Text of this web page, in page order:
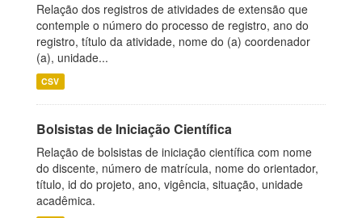
Relação dos registros de atividades de extensão que
contemple o número do processo de registro, ano do
registro, título da atividade, nome do (a) coordenador
(a), unidade...
CSV
Bolsistas de Iniciação Científica
Relação de bolsistas de iniciação científica com nome
do discente, número de matrícula, nome do orientador,
título, id do projeto, ano, vigência, situação, unidade
acadêmica.